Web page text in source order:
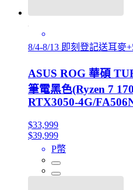
8/4-8/13 即刻登記送耳麥
ASUS ROG 華碩
筆電黑色(Ryzen 7
RTX3050-4G/
$33,999
$39,999
P幣